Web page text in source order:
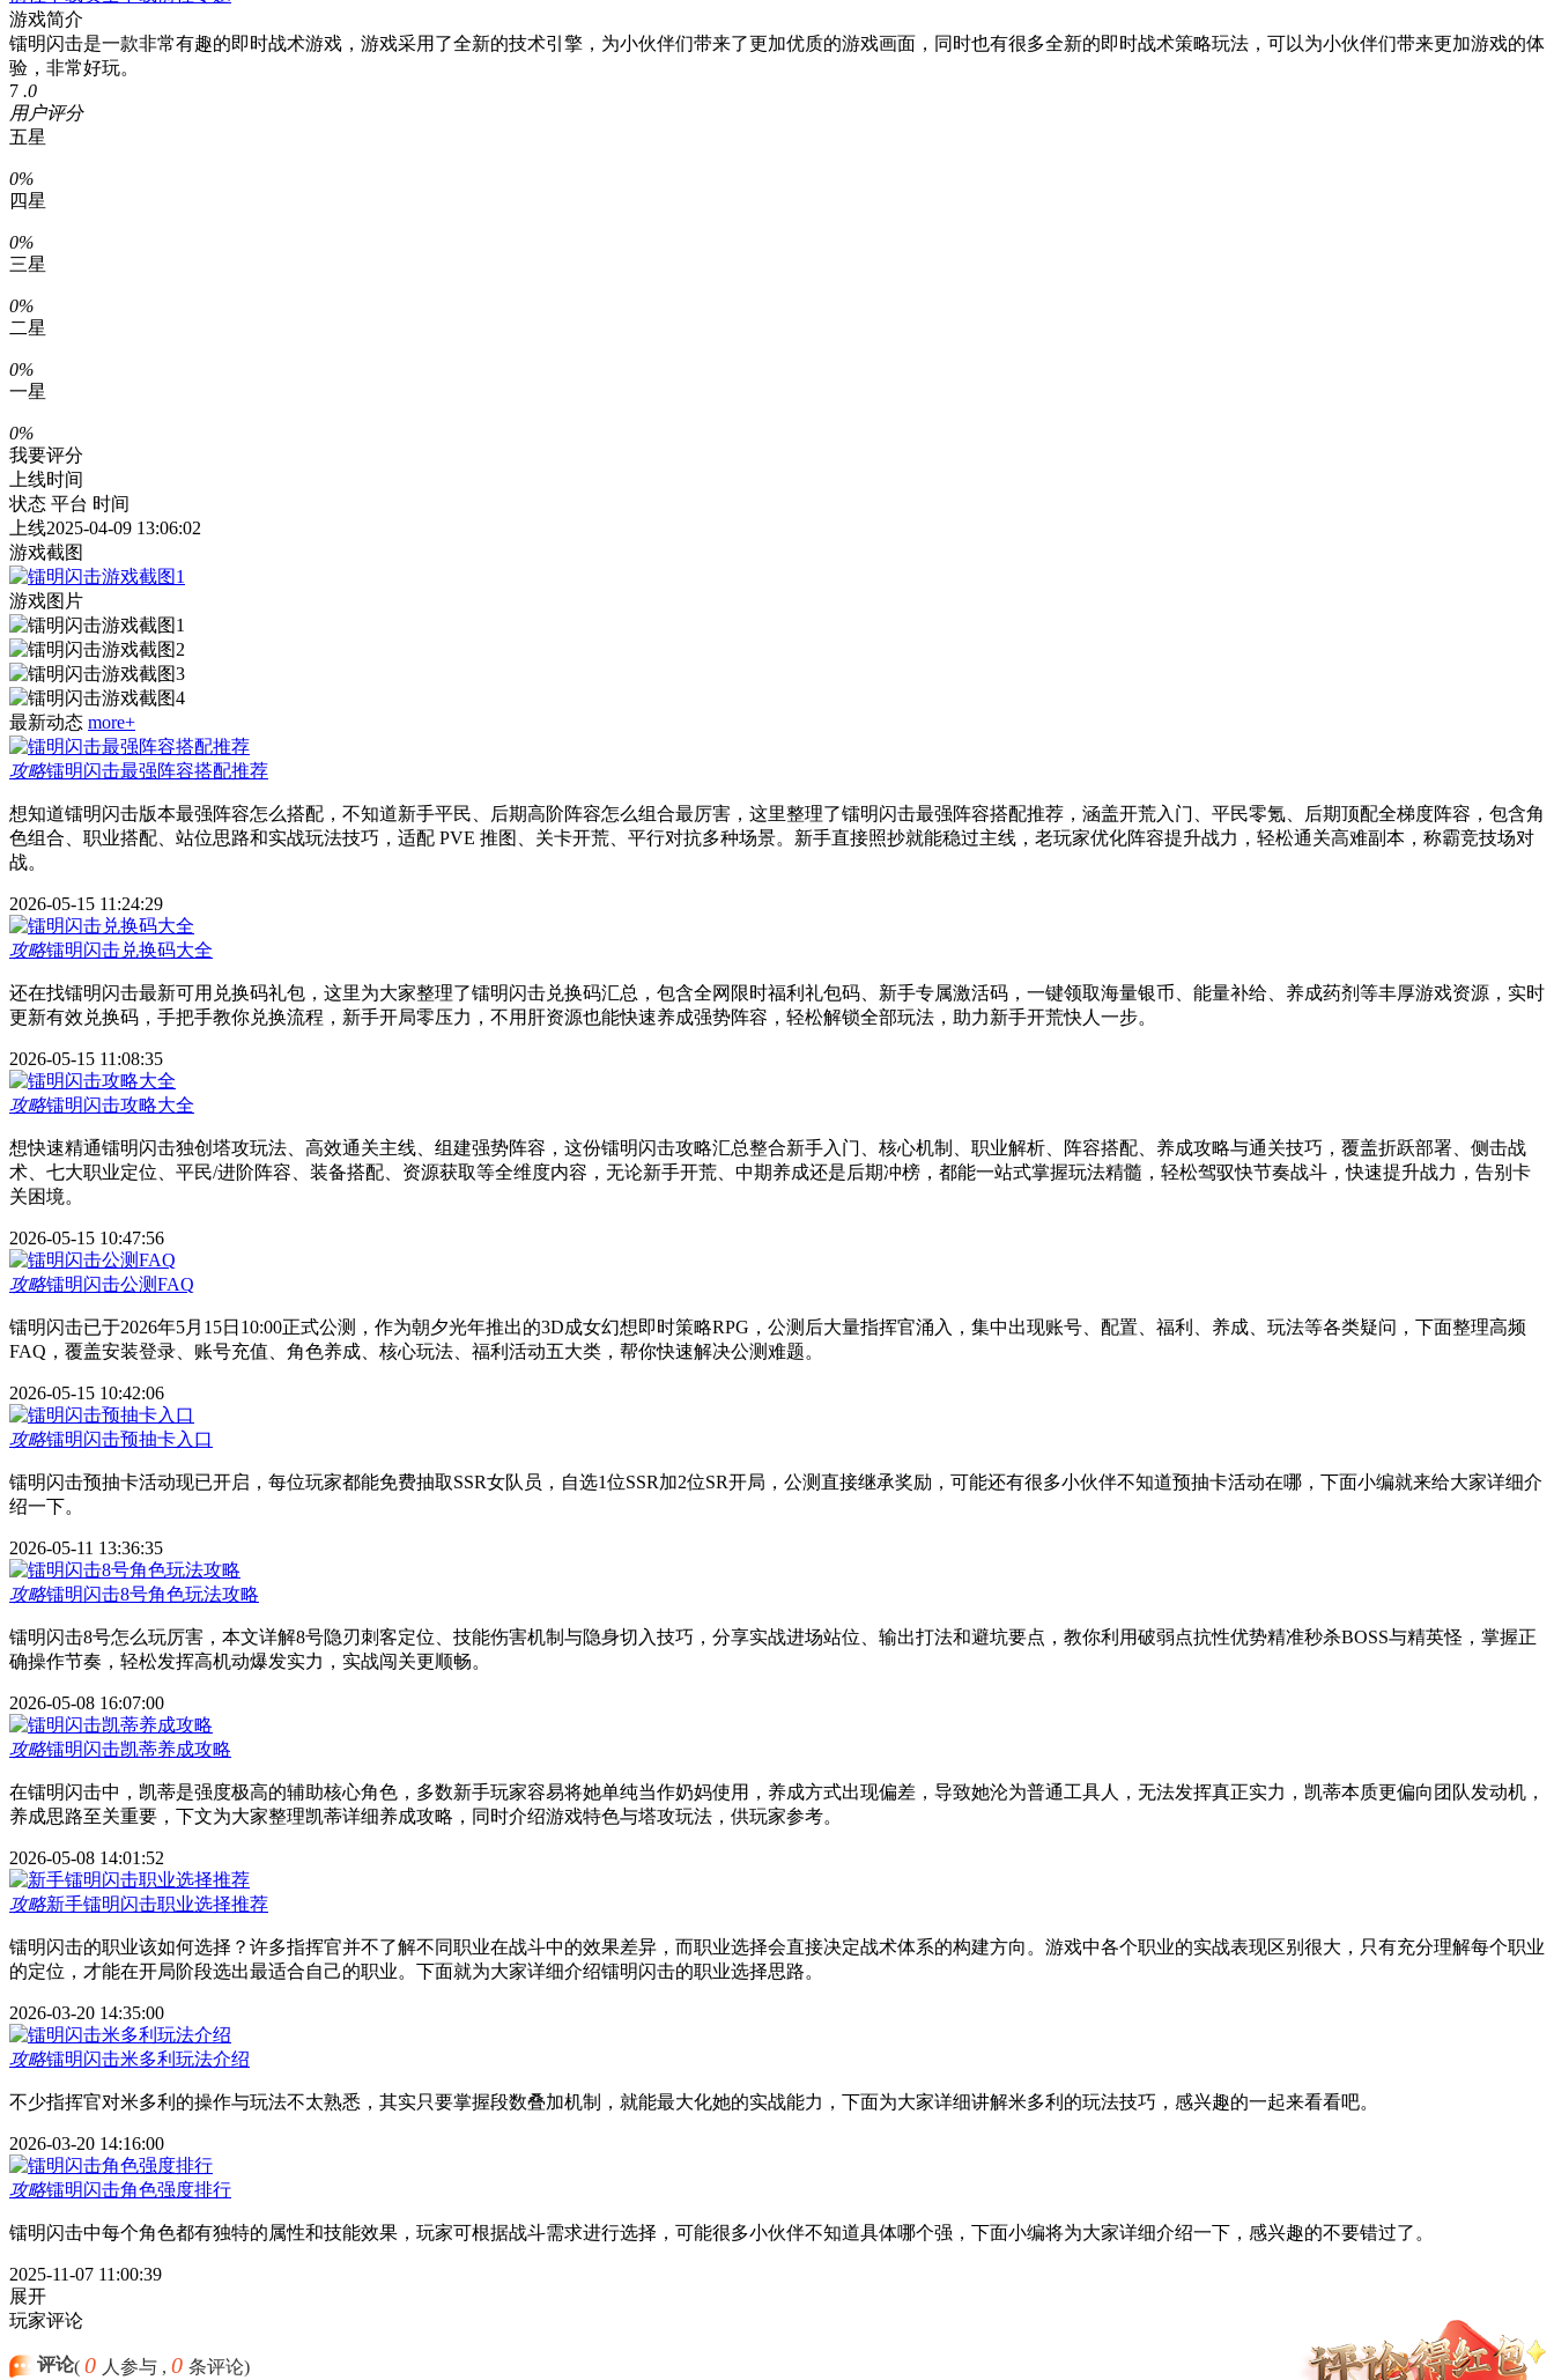
游戏简介
镭明闪击是一款非常有趣的即时战术游戏，游戏采用了全新的技术引擎，为小伙伴们带来了更加优质的游戏画面，同时也有很多全新的即时战术策略玩法，可以为小伙伴们带来更加游戏的体
验，非常好玩。
7 .0
用户评分
五星
0%
四星
0%
三星
0%
二星
0%
一星
0%
我要评分
上线时间
状态 平台 时间
上线2025-04-09 13:06:02
游戏截图
游戏图片
最新动态 more+
攻略镭明闪击最强阵容搭配推荐
想知道镭明闪击版本最强阵容怎么搭配，不知道新手平民、后期高阶阵容怎么组合最厉害，这里整理了镭明闪击最强阵容搭配推荐，涵盖开荒入门、平民零氪、后期顶配全梯度阵容，包含角
色组合、职业搭配、站位思路和实战玩法技巧，适配 PVE 推图、关卡开荒、平行对抗多种场景。新手直接照抄就能稳过主线，老玩家优化阵容提升战力，轻松通关高难副本，称霸竞技场对
战。
2026-05-15 11:24:29
攻略镭明闪击兑换码大全
还在找镭明闪击最新可用兑换码礼包，这里为大家整理了镭明闪击兑换码汇总，包含全网限时福利礼包码、新手专属激活码，一键领取海量银币、能量补给、养成药剂等丰厚游戏资源，实时
更新有效兑换码，手把手教你兑换流程，新手开局零压力，不用肝资源也能快速养成强势阵容，轻松解锁全部玩法，助力新手开荒快人一步。
2026-05-15 11:08:35
攻略镭明闪击攻略大全
想快速精通镭明闪击独创塔攻玩法、高效通关主线、组建强势阵容，这份镭明闪击攻略汇总整合新手入门、核心机制、职业解析、阵容搭配、养成攻略与通关技巧，覆盖折跃部署、侧击战
术、七大职业定位、平民/进阶阵容、装备搭配、资源获取等全维度内容，无论新手开荒、中期养成还是后期冲榜，都能一站式掌握玩法精髓，轻松驾驭快节奏战斗，快速提升战力，告别卡
关困境。
2026-05-15 10:47:56
攻略镭明闪击公测FAQ
镭明闪击已于2026年5月15日10:00正式公测，作为朝夕光年推出的3D成女幻想即时策略RPG，公测后大量指挥官涌入，集中出现账号、配置、福利、养成、玩法等各类疑问，下面整理高频
FAQ，覆盖安装登录、账号充值、角色养成、核心玩法、福利活动五大类，帮你快速解决公测难题。
2026-05-15 10:42:06
攻略镭明闪击预抽卡入口
镭明闪击预抽卡活动现已开启，每位玩家都能免费抽取SSR女队员，自选1位SSR加2位SR开局，公测直接继承奖励，可能还有很多小伙伴不知道预抽卡活动在哪，下面小编就来给大家详细介
绍一下。
2026-05-11 13:36:35
攻略镭明闪击8号角色玩法攻略
镭明闪击8号怎么玩厉害，本文详解8号隐刃刺客定位、技能伤害机制与隐身切入技巧，分享实战进场站位、输出打法和避坑要点，教你利用破弱点抗性优势精准秒杀BOSS与精英怪，掌握正
确操作节奏，轻松发挥高机动爆发实力，实战闯关更顺畅。
2026-05-08 16:07:00
攻略镭明闪击凯蒂养成攻略
在镭明闪击中，凯蒂是强度极高的辅助核心角色，多数新手玩家容易将她单纯当作奶妈使用，养成方式出现偏差，导致她沦为普通工具人，无法发挥真正实力，凯蒂本质更偏向团队发动机，
养成思路至关重要，下文为大家整理凯蒂详细养成攻略，同时介绍游戏特色与塔攻玩法，供玩家参考。
2026-05-08 14:01:52
攻略新手镭明闪击职业选择推荐
镭明闪击的职业该如何选择？许多指挥官并不了解不同职业在战斗中的效果差异，而职业选择会直接决定战术体系的构建方向。游戏中各个职业的实战表现区别很大，只有充分理解每个职业
的定位，才能在开局阶段选出最适合自己的职业。下面就为大家详细介绍镭明闪击的职业选择思路。
2026-03-20 14:35:00
攻略镭明闪击米多利玩法介绍
不少指挥官对米多利的操作与玩法不太熟悉，其实只要掌握段数叠加机制，就能最大化她的实战能力，下面为大家详细讲解米多利的玩法技巧，感兴趣的一起来看看吧。
2026-03-20 14:16:00
攻略镭明闪击角色强度排行
镭明闪击中每个角色都有独特的属性和技能效果，玩家可根据战斗需求进行选择，可能很多小伙伴不知道具体哪个强，下面小编将为大家详细介绍一下，感兴趣的不要错过了。
2025-11-07 11:00:39
展开
玩家评论
评论( 0 人参与 , 0 条评论)